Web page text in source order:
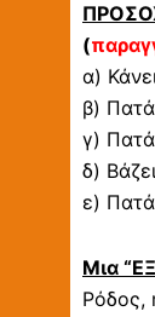
(
α)
β)
γ)
δ)
ε)
Μια
Ρόδος,